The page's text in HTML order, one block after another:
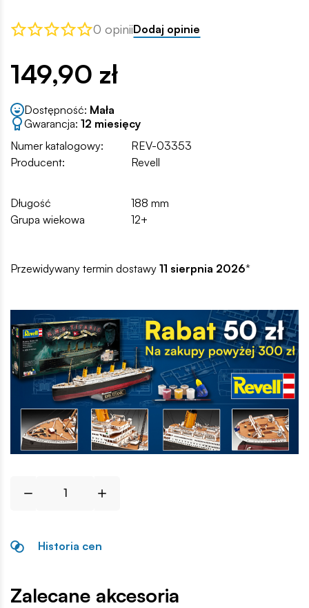
0 opiniiDodaj opinie
149,90 zł
Dostępność: Mała
Gwarancja: 12 miesięcy
Numer katalogowy:
REV-03353
Producent:
Revell
Długość
188 mm
Grupa wiekowa
12+
Przewidywany termin dostawy 11 sierpnia 2026*
Historia cen
Zalecane akcesoria